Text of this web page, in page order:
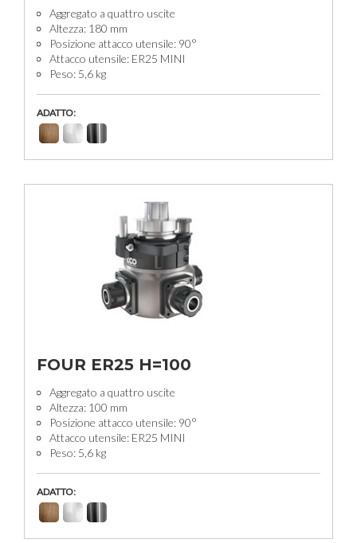
Aggregato a quattro uscite
Altezza: 180 mm
Posizione attacco utensile: 90°
Attacco utensile: ER25 MINI
Peso: 5,6 kg
ADATTO:
FOUR ER25 H=100
Aggregato a quattro uscite
Altezza: 100 mm
Posizione attacco utensile: 90°
Attacco utensile: ER25 MINI
Peso: 5,6 kg
ADATTO: